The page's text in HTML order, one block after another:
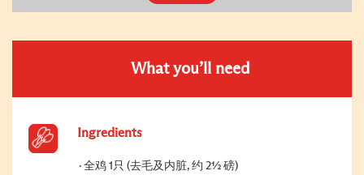
What you’ll need
Ingredients
全鸡 1只 (去毛及内脏, 约 2½ 磅)